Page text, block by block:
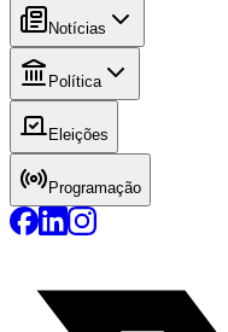
Notícias
Política
Eleições
Programação